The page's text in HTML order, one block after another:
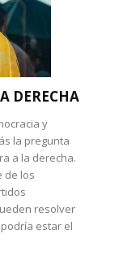
DERECHA
y
la pregunta
a la derecha.
de los
resolver
estar el